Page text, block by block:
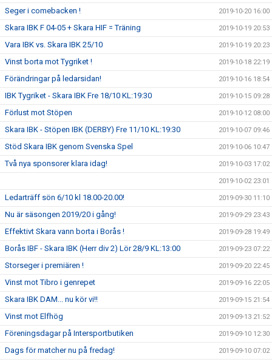
Seger i comebacken ! 2019-10-20 16:00
Skara IBK F 04-05 + Skara HIF = Träning 2019-10-19 20:53
Vara IBK vs. Skara IBK 25/10 2019-10-19 20:23
Vinst borta mot Tygriket ! 2019-10-18 22:19
Förändringar på ledarsidan! 2019-10-16 18:54
IBK Tygriket - Skara IBK Fre 18/10 KL:19:30 2019-10-15 09:28
Förlust mot Stöpen 2019-10-12 08:00
Skara IBK - Stöpen IBK (DERBY) Fre 11/10 KL:19:30 2019-10-07 09:46
Stöd Skara IBK genom Svenska Spel 2019-10-06 10:47
Två nya sponsorer klara idag! 2019-10-03 17:02
2019-10-02 23:01
Ledarträff sön 6/10 kl 18.00-20.00! 2019-09-30 11:10
Nu är säsongen 2019/20 i gång! 2019-09-29 23:43
Effektivt Skara vann borta i Borås ! 2019-09-28 19:49
Borås IBF - Skara IBK (Herr div 2) Lör 28/9 KL:13:00 2019-09-23 07:22
Storseger i premiären ! 2019-09-20 22:45
Vinst mot Tibro i genrepet 2019-09-16 22:05
Skara IBK DAM... nu kör vi!! 2019-09-15 21:54
Vinst mot Elfhög 2019-09-13 21:52
Föreningsdagar på Intersportbutiken 2019-09-10 12:30
Dags för matcher nu på fredag! 2019-09-10 07:02